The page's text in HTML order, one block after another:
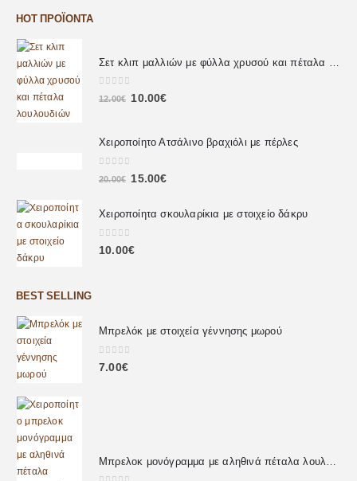
HOT ΠΡΟΪΌΝΤΑ
0out of 5
12.00€ 10.00€
Χειροποίητο Ατσάλινο βραχιόλι με πέρλες
out of 5
20.00€ 15.00€
Χειροποίητα σκουλαρίκια με στοιχείο δάκρυ
0 out of 5
10.00€
BEST SELLING
Μπρελόκ με στοιχεία γέννησης μωρού
0out of 5
7.00€
Μπρελοκ μονόγραμμα με αληθινά πέταλα λουλουδιών